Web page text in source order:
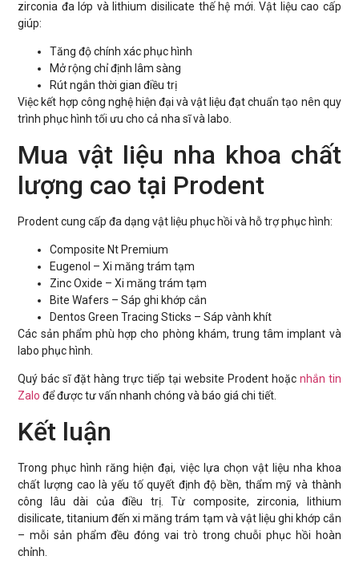
zirconia đa lớp và lithium disilicate thế hệ mới. Vật liệu cao cấp
giúp:
Tăng độ chính xác phục hình
Mở rộng chỉ định lâm sàng
Rút ngắn thời gian điều trị
Việc kết hợp công nghệ hiện đại và vật liệu đạt chuẩn tạo nên quy
trình phục hình tối ưu cho cả nha sĩ và labo.
Mua vật liệu nha khoa chất
lượng cao tại Prodent
Prodent cung cấp đa dạng vật liệu phục hồi và hỗ trợ phục hình:
Composite Nt Premium
Eugenol – Xi măng trám tạm
Zinc Oxide – Xi măng trám tạm
Bite Wafers – Sáp ghi khớp cắn
Dentos Green Tracing Sticks – Sáp vành khít
Các sản phẩm phù hợp cho phòng khám, trung tâm implant và
labo phục hình.
Quý bác sĩ đặt hàng trực tiếp tại website Prodent hoặc nhắn tin
Zalo để được tư vấn nhanh chóng và báo giá chi tiết.
Kết luận
Trong phục hình răng hiện đại, việc lựa chọn vật liệu nha khoa
chất lượng cao là yếu tố quyết định độ bền, thẩm mỹ và thành
công lâu dài của điều trị. Từ composite, zirconia, lithium
disilicate, titanium đến xi măng trám tạm và vật liệu ghi khớp cắn
– mỗi sản phẩm đều đóng vai trò trong chuỗi phục hồi hoàn
chỉnh.